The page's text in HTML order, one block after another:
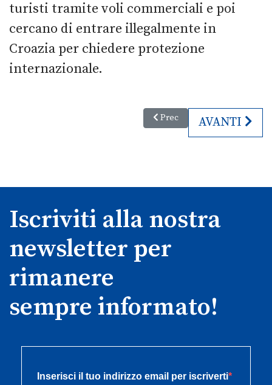
turisti tramite voli commerciali e poi
cercano di entrare illegalmente in
Croazia per chiedere protezione
internazionale.
Articolo precedente: Uno
Prec ARTICOLO
AVANTI
Iscriviti alla nostra
newsletter per
rimanere
sempre informato!